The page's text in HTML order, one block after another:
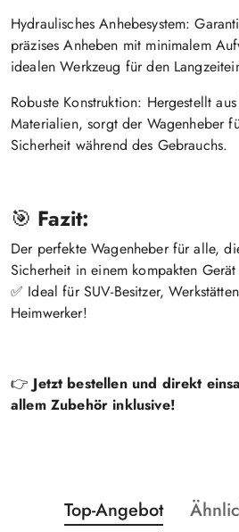
Hydraulisches Anhebesystem:
präzises Anheben mit minimalem
idealen Werkzeug für den
Robuste Konstruktion: Hergestellt
Materialien, sorgt der Wagenheber
Sicherheit während des Gebrauchs.
🎯 Fazit:
Der perfekte Wagenheber für alle,
Sicherheit in einem kompakten
✅ Ideal für SUV-Besitzer,
Heimwerker!
👉 Jetzt bestellen und direkt
allem Zubehör inklusive!
Überspringen Sie das
Statusprodukte:
Top-Angebot